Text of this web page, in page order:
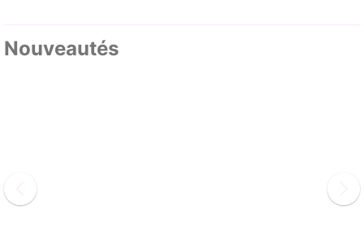
Nouveautés